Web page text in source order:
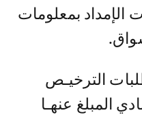
الإمداد بمعلومات
الترخيـص
المبلغ عنهـا